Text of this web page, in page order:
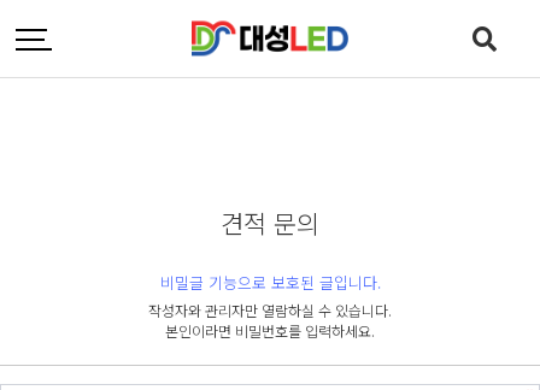
견적 문의
비밀글 기능으로 보호된 글입니다.
작성자와 관리자만 열람하실 수 있습니다.
본인이라면 비밀번호를 입력하세요.